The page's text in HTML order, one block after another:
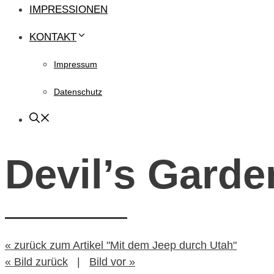
IMPRESSIONEN
KONTAKT
Impressum
Datenschutz
Devil’s
« zurück zum Artikel "Mit dem Jeep durch Utah"
« Bild zurück
| Bild vor »